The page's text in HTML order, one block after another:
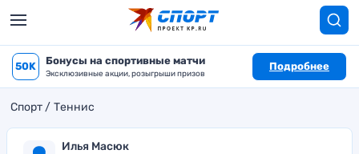
50K Бонусы на спортивные матчи
Эксклюзивные акции, розыгрыши призов
Подробнее
Спорт Теннис
Илья Масюк